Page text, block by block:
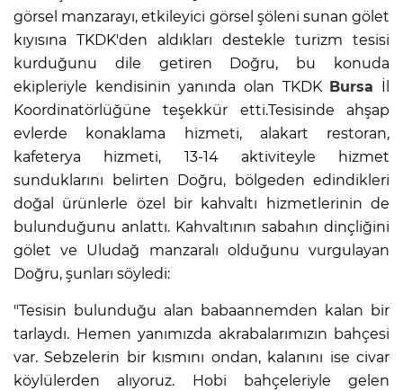
görsel manzarayı, etkileyici görsel şöleni sunan gölet
kıyısına TKDK'den aldıkları destekle turizm tesisi
kurduğunu dile getiren Doğru, bu konuda
ekipleriyle kendisinin yanında olan TKDK Bursa İl
Koordinatörlüğüne teşekkür etti.Tesisinde ahşap
evlerde konaklama hizmeti, alakart restoran,
kafeterya hizmeti, 13-14 aktiviteyle hizmet
sunduklarını belirten Doğru, bölgeden edindikleri
doğal ürünlerle özel bir kahvaltı hizmetlerinin de
bulunduğunu anlattı. Kahvaltının sabahın dinçliğini
gölet ve Uludağ manzaralı olduğunu vurgulayan
Doğru, şunları söyledi:
"Tesisin bulunduğu alan babaannemden kalan bir
tarlaydı. Hemen yanımızda akrabalarımızın bahçesi
var. Sebzelerin bir kısmını ondan, kalanını ise civar
köylülerden alıyoruz. Hobi bahçeleriyle gelen